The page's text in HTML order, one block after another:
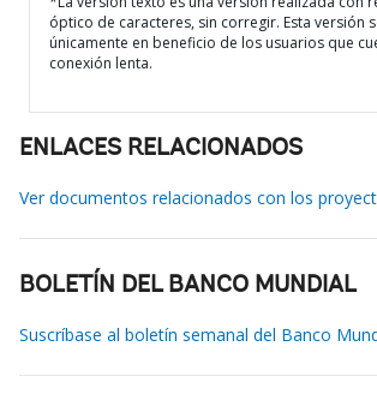
óptico de caracteres, sin corregir. Esta versión
únicamente en beneficio de los usuarios que
conexión lenta.
ENLACES RELACIONADOS
Ver documentos relacionados con los
BOLETÍN DEL BANCO MUNDIAL
Suscríbase al boletín semanal del Banco